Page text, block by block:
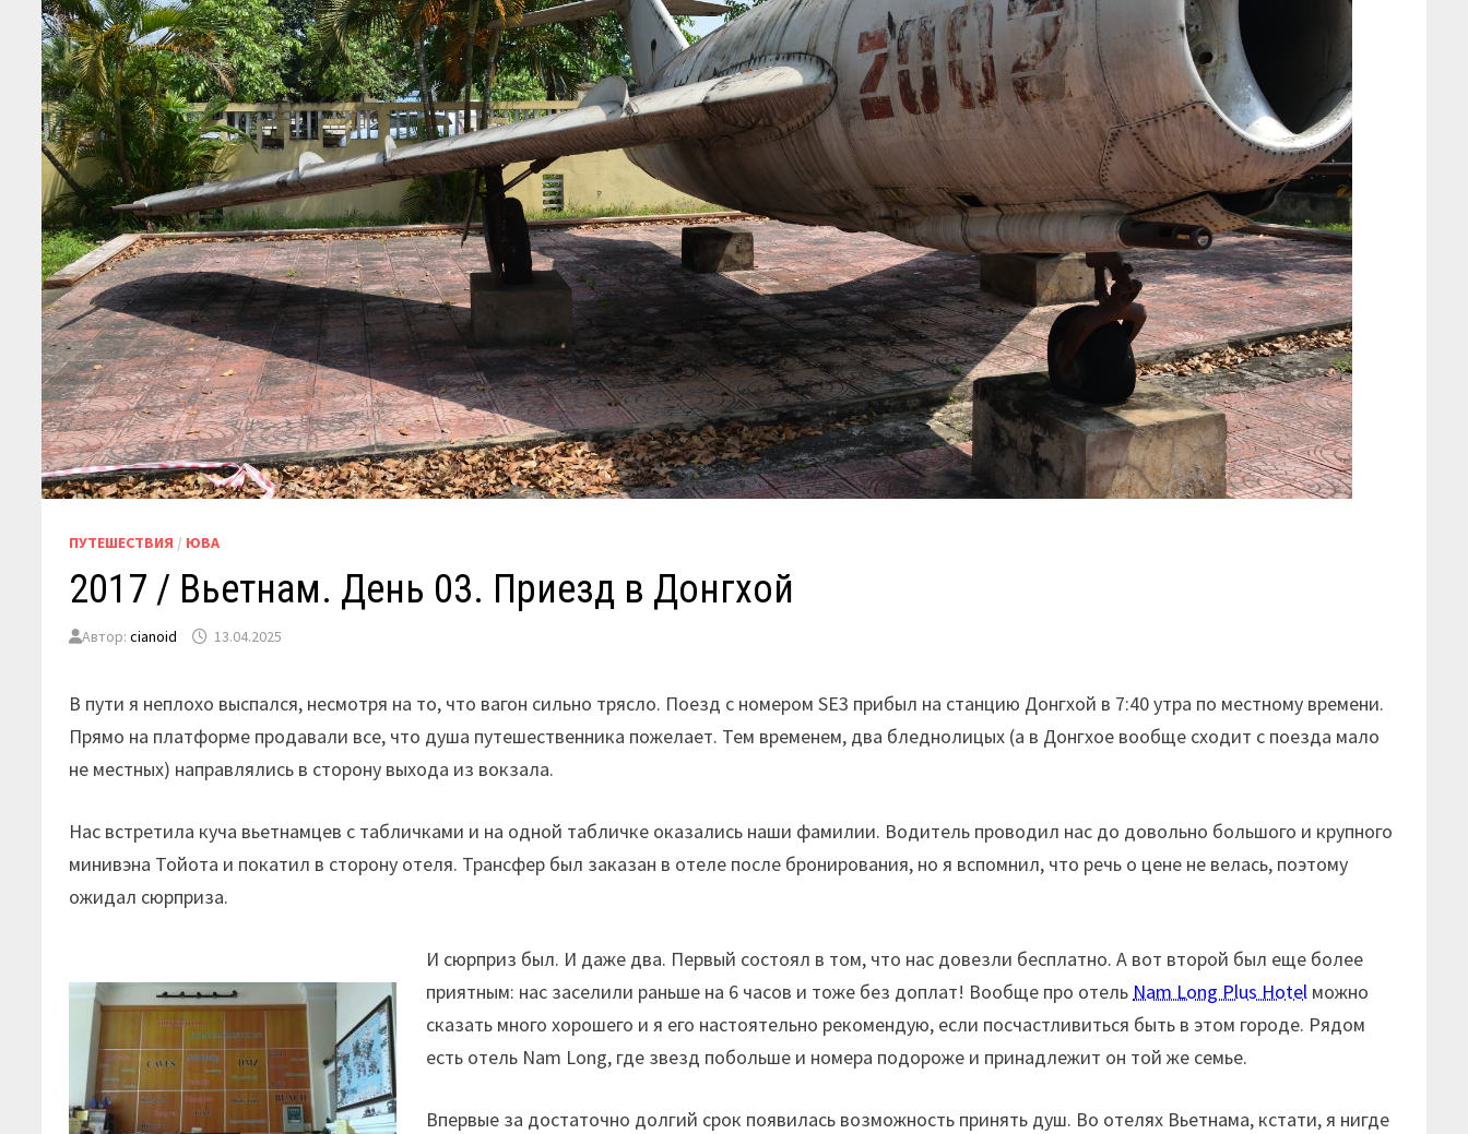
ПУТЕШЕСТВИЯ / ЮВА
2017 / Вьетнам. День 03. Приезд в Донгхой
Автор:cianoid 13.04.2025
В пути я неплохо выспался, несмотря на то, что вагон сильно трясло. Поезд с номером SE3 прибыл на станцию Донгхой в 7:40 утра по местному времени.
Прямо на платформе продавали все, что душа путешественника пожелает. Тем временем, два бледнолицых (а в Донгхое вообще сходит с поезда мало
не местных) направлялись в сторону выхода из вокзала.
Нас встретила куча вьетнамцев с табличками и на одной табличке оказались наши фамилии. Водитель проводил нас до довольно большого и крупного
минивэна Тойота и покатил в сторону отеля. Трансфер был заказан в отеле после бронирования, но я вспомнил, что речь о цене не велась, поэтому
ожидал сюрприза.
И сюрприз был. И даже два. Первый состоял в том, что нас довезли бесплатно. А вот второй был еще более
приятным: нас заселили раньше на 6 часов и тоже без доплат! Вообще про отель Nam Long Plus Hotel можно
сказать много хорошего и я его настоятельно рекомендую, если посчастливиться быть в этом городе. Рядом
есть отель Nam Long, где звезд побольше и номера подороже и принадлежит он той же семье.
Впервые за достаточно долгий срок появилась возможность принять душ. Во отелях Вьетнама, кстати, я нигде